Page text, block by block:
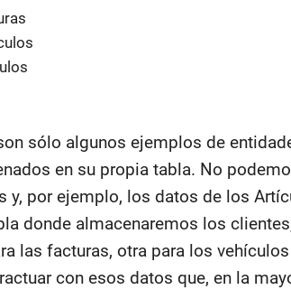
sólo algunos ejemplos de
en su propia tabla. No
y, por ejemplo, los datos de los
donde almacenaremos los
las facturas, otra para los
con esos datos que, en la